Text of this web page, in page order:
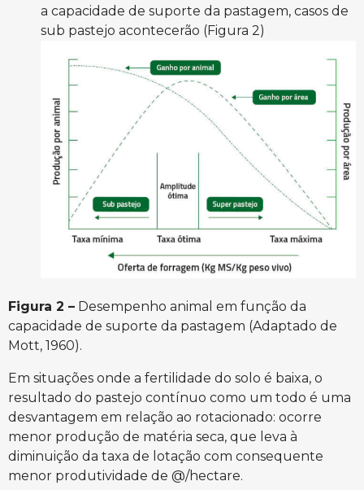
a capacidade de suporte da pastagem, casos de
sub pastejo acontecerão (Figura 2)
Figura 2 – Desempenho animal em função da
capacidade de suporte da pastagem (Adaptado de
Mott, 1960).
Em situações onde a fertilidade do solo é baixa, o
resultado do pastejo contínuo como um todo é uma
desvantagem em relação ao rotacionado: ocorre
menor produção de matéria seca, que leva à
diminuição da taxa de lotação com consequente
menor produtividade de @/hectare.